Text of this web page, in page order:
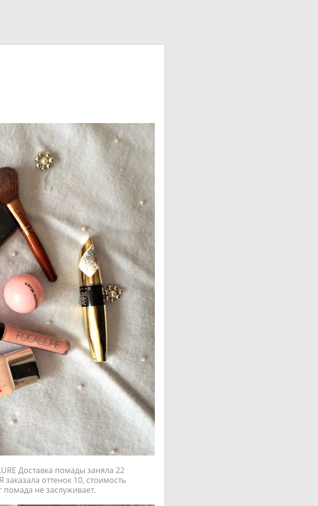
Доставка помады заняла 22
оттенок 10, стоимость
помада не заслуживает.